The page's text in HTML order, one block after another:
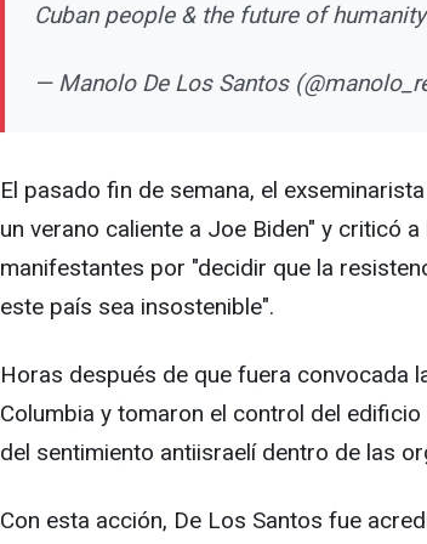
Cuban people & the future of
— Manolo De Los Santos
El pasado fin de semana, el
un verano caliente a Joe Biden" y criticó
manifestantes por "decidir que la
este país sea insostenible".
Horas después de que fuera convocada
Columbia y tomaron el control del
del sentimiento antiisraelí dentro de las
Con esta acción, De Los Santos fue